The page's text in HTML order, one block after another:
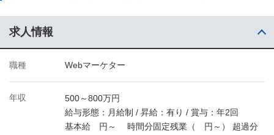
求人情報
職種 Webマーケター
年収
500～800万円
給与形態：月給制 / 昇給：有り / 賞与：年2回
基本給 円～ 時間分固定残業（ 円～） 超過分